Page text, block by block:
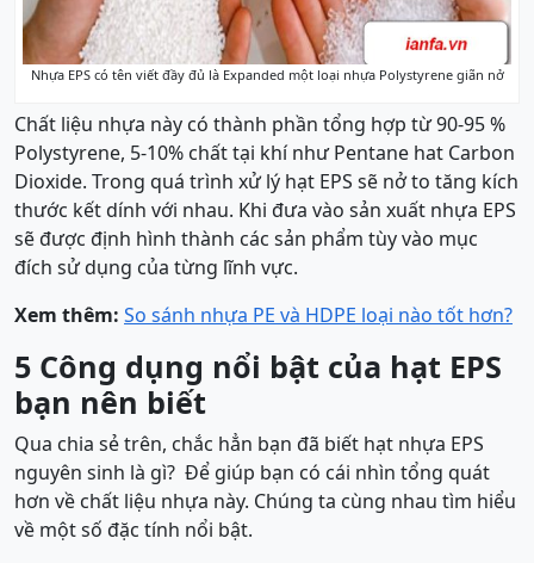
Nhựa EPS có tên viết đầy đủ là Expanded một loại nhựa Polystyrene giãn nở
Chất liệu nhựa này có thành phần tổng hợp từ 90-95 %
Polystyrene, 5-10% chất tại khí như Pentane hat Carbon
Dioxide. Trong quá trình xử lý hạt EPS sẽ nở to tăng kích
thước kết dính với nhau. Khi đưa vào sản xuất nhựa EPS
sẽ được định hình thành các sản phẩm tùy vào mục
đích sử dụng của từng lĩnh vực.
Xem thêm: So sánh nhựa PE và HDPE loại nào tốt hơn?
5 Công dụng nổi bật của hạt EPS
bạn nên biết
Qua chia sẻ trên, chắc hẳn bạn đã biết hạt nhựa EPS
nguyên sinh là gì? Để giúp bạn có cái nhìn tổng quát
hơn về chất liệu nhựa này. Chúng ta cùng nhau tìm hiểu
về một số đặc tính nổi bật.